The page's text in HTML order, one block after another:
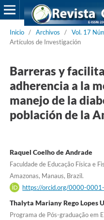
Inicio / Archivos / Vol. 17
Artículos de Investigación
Barreras y
adherencia a la
manejo de la
población de la
Raquel Coelho de Andrade
Faculdade de Educação Física e
Amazonas, Manaus, Brazil.
https://orcid.org/0000-
Thalyta Mariany Rego Lopes
Programa de Pós-graduação em